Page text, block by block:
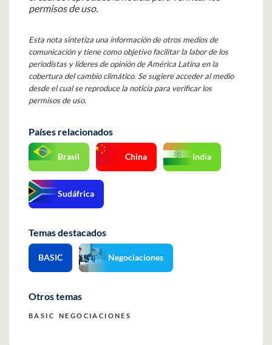
permisos de uso.
Esta nota sintetiza una información de otros medios de
comunicación y tiene como objetivo facilitar la labor de los
periodistas y líderes de opinión de América Latina en la
cobertura del cambio climático. Se sugiere acceder al medio
desde el cual se reproduce la noticia para verificar los
permisos de uso.
Países relacionados
Brasil China India
Sudáfrica
Temas destacados
BASIC Negociaciones
Otros temas
BASIC NEGOCIACIONES